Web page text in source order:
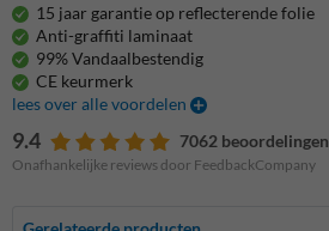
15 jaar garantie op reflecterende folie
Anti-graffiti laminaat
99% Vandaalbestendig
CE keurmerk
lees over alle voordelen
9.4 7062 beoordelingen
Onafhankelijke reviews door FeedbackCompany